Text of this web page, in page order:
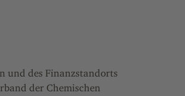
und des Finanzstandorts
der Chemischen